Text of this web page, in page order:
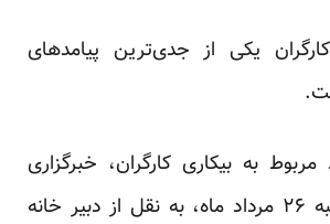
یکی از جدی‌ترین پیامدهای
مربوط به بیکاری کارگران، خبرگزاری
آفتاب روز پنجشنبه ۲۶ مرداد ماه، به نقل از دبیر خانه